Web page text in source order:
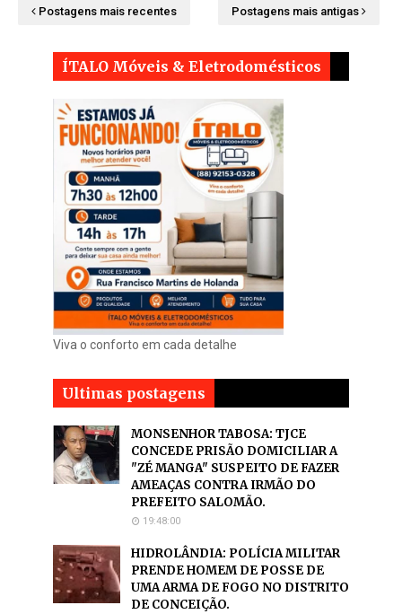
Postagens mais recentes Postagens mais antigas
ÍTALO Móveis & Eletrodomésticos
Viva o conforto em cada detalhe
Ultimas postagens
MONSENHOR TABOSA: TJCE
CONCEDE PRISÃO DOMICILIAR A
"ZÉ MANGA" SUSPEITO DE FAZER
AMEAÇAS CONTRA IRMÃO DO
PREFEITO SALOMÃO.
19:48:00
HIDROLÂNDIA: POLÍCIA MILITAR
PRENDE HOMEM DE POSSE DE
UMA ARMA DE FOGO NO DISTRITO
DE CONCEIÇÃO.